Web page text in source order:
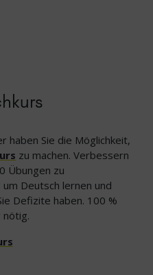
haben Sie die Möglichkeit,
zu machen. Verbessern
Übungen zu
Deutsch lernen und
Defizite haben. 100 %
nötig.